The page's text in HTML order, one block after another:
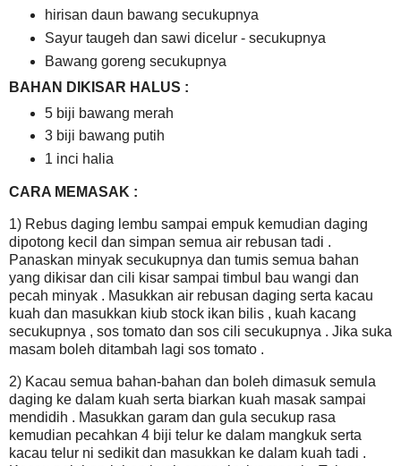
hirisan daun bawang secukupnya
Sayur taugeh dan sawi dicelur - secukupnya
Bawang goreng secukupnya
BAHAN DIKISAR HALUS :
5 biji bawang merah
3 biji bawang putih
1 inci halia
CARA MEMASAK :
1) Rebus daging lembu sampai empuk kemudian daging
dipotong kecil dan simpan semua air rebusan tadi .
Panaskan minyak secukupnya dan tumis semua bahan
yang dikisar dan cili kisar sampai timbul bau wangi dan
pecah minyak . Masukkan air rebusan daging serta kacau
kuah dan masukkan kiub stock ikan bilis , kuah kacang
secukupnya , sos tomato dan sos cili secukupnya . Jika suka
masam boleh ditambah lagi sos tomato .
2) Kacau semua bahan-bahan dan boleh dimasuk semula
daging ke dalam kuah serta biarkan kuah masak sampai
mendidih . Masukkan garam dan gula secukup rasa
kemudian pecahkan 4 biji telur ke dalam mangkuk serta
kacau telur ni sedikit dan masukkan ke dalam kuah tadi .